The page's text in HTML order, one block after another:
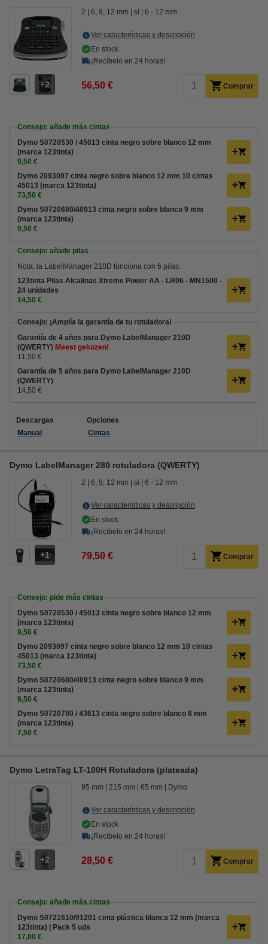
2
2 6, 9, 12 mm sí 6 - 12 mm
Ver características y descripción
En stock
¡Recíbelo en 24 horas!
56,50 € Comprar
Consejo: añade más cintas
Dymo S0720530 / 45013 cinta negro sobre blanco 12 mm
(marca 123tinta)
9,50 €
Dymo 2093097 cinta negro sobre blanco 12 mm 10 cintas
45013 (marca 123tinta)
73,50 €
Dymo S0720680/40913 cinta negro sobre blanco 9 mm
(marca 123tinta)
9,50 €
Consejo: añade pilas
Nota: la LabelManager 210D funciona con 6 pilas.
123tinta Pilas Alcalinas Xtreme Power AA - LR06 - MN1500 -
24 unidades
14,50 €
Consejo: ¡Amplía la garantía de tu rotuladora!
Garantía de 4 años para Dymo LabelManager 210D
(QWERTY) Meest gekozen!
11,50 €
Garantía de 5 años para Dymo LabelManager 210D
(QWERTY)
14,50 €
Descargas
Manual
Opciones
Cintas
Dymo LabelManager 280 rotuladora (QWERTY)
1
2 6, 9, 12 mm sí 6 - 12 mm
Ver características y descripción
En stock
¡Recíbelo en 24 horas!
79,50 € Comprar
Consejo: pide más cintas
Dymo S0720530 / 45013 cinta negro sobre blanco 12 mm
(marca 123tinta)
9,50 €
Dymo 2093097 cinta negro sobre blanco 12 mm 10 cintas
45013 (marca 123tinta)
73,50 €
Dymo S0720680/40913 cinta negro sobre blanco 9 mm
(marca 123tinta)
9,50 €
Dymo S0720780 / 43613 cinta negro sobre blanco 6 mm
(marca 123tinta)
7,50 €
Dymo LetraTag LT-100H Rotuladora (plateada)
2
95 mm 215 mm 65 mm Dymo
Ver características y descripción
En stock
¡Recíbelo en 24 horas!
28,50 € Comprar
Consejo: añade más cintas
Dymo S0721610/91201 cinta plástica blanca 12 mm (marca
123tinta) | Pack 5 uds
17,00 €